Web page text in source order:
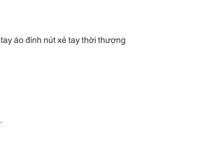
áo đính nút xẻ tay thời thượng